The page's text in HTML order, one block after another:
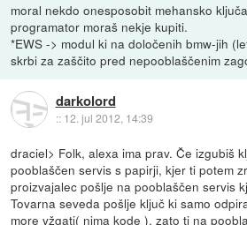
moral nekdo onesposobit mehansko
programator moraš nekje kupiti.
*EWS -> modul ki na določenih bmw-jih
skrbi za zaščito pred nepooblaščenim
darkolord
:: 12. jul 2012, 14:39
draciel> Folk, alexa ima prav. Če izgubiš
pooblaščen servis s papirji, kjer ti potem
proizvajalec pošlje na pooblaščen servis
Tovarna seveda pošlje ključ ki samo
more vžgati( nima kode ), zato ti na